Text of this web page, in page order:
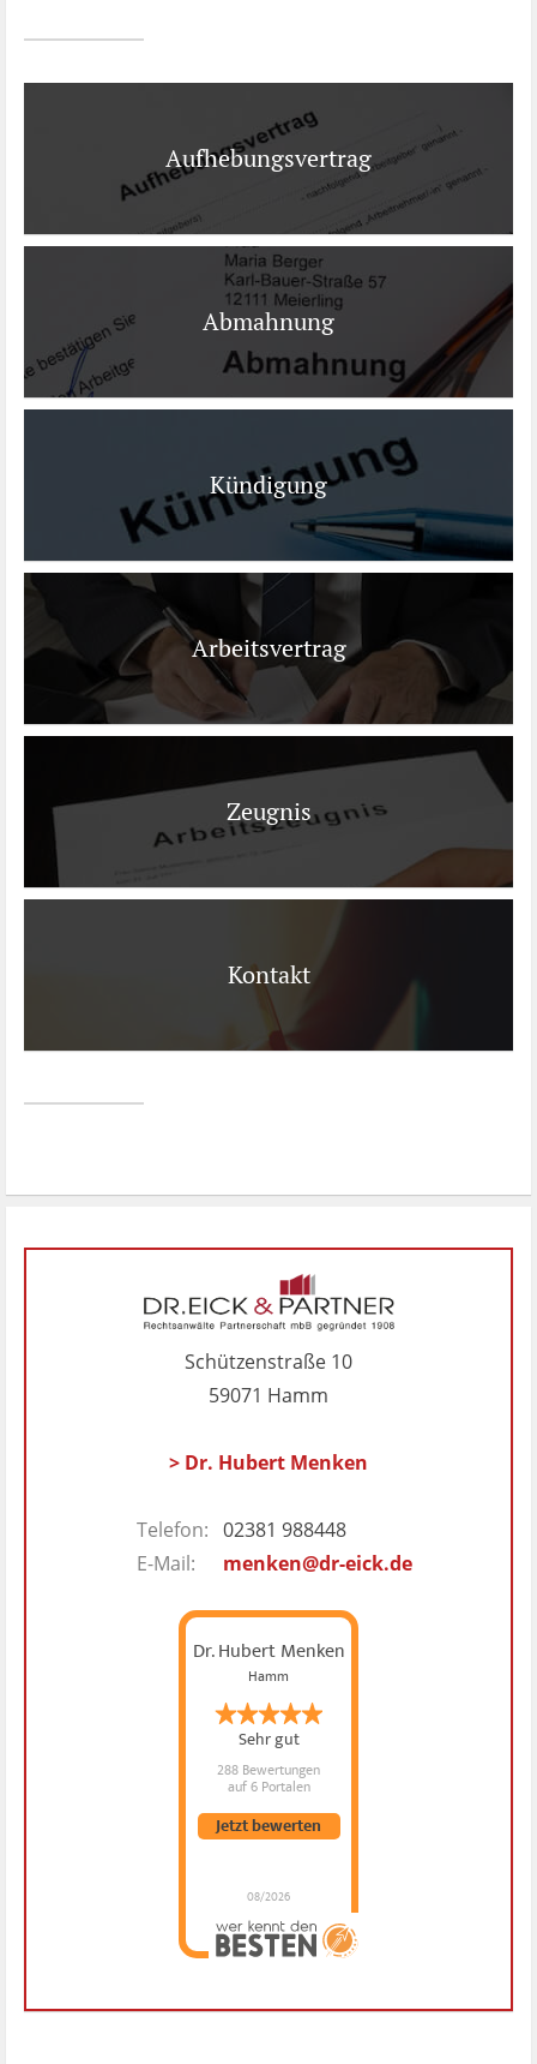
Kontakt
Aufhebungsvertrag
Abmahnung
Kündigung
Arbeitsvertrag
Zeugnis
Kontakt
Schützenstraße 10
59071 Hamm
> Dr. Hubert Menken
Telefon: 02381 988448
E-Mail:
menken@dr-eick.de
Dr. Hubert Menken
Hamm
Sehr gut
288 Bewertungen
auf 6 Portalen
08/2026
Jetzt bewerten
Dr. Hubert Menken
hat4.88 von5
MenkenBewertungen